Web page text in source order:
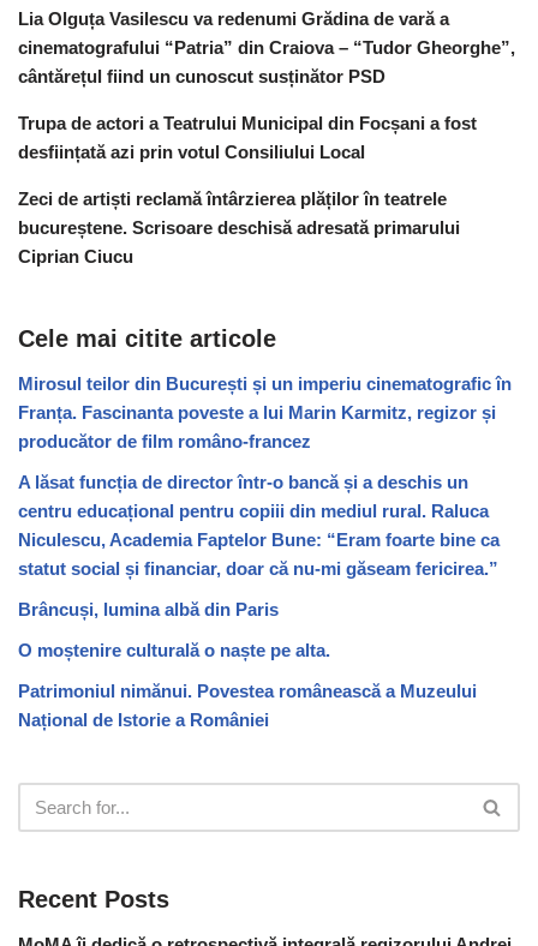
Lia Olguța Vasilescu va redenumi Grădina de vară a
cinematografului “Patria” din Craiova – “Tudor Gheorghe”,
cântărețul fiind un cunoscut susținător PSD
Trupa de actori a Teatrului Municipal din Focșani a fost
desființată azi prin votul Consiliului Local
Zeci de artiști reclamă întârzierea plăților în teatrele
bucureștene. Scrisoare deschisă adresată primarului
Ciprian Ciucu
Cele mai citite articole
Mirosul teilor din București și un imperiu cinematografic în
Franța. Fascinanta poveste a lui Marin Karmitz, regizor și
producător de film româno-francez
A lăsat funcția de director într-o bancă și a deschis un
centru educațional pentru copiii din mediul rural. Raluca
Niculescu, Academia Faptelor Bune: “Eram foarte bine ca
statut social și financiar, doar că nu-mi găseam fericirea.”
Brâncuși, lumina albă din Paris
O moștenire culturală o naște pe alta.
Patrimoniul nimănui. Povestea românească a Muzeului
Național de Istorie a României
Recent Posts